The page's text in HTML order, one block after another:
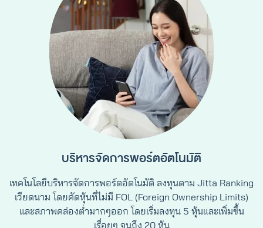
บริหารจัดการพอร์ตอัตโนมัติ
เทคโนโลยีบริหารจัดการพอร์ตอัตโนมัติ ลงทุนตาม Jitta Ranking
เวียดนาม โดยคัดหุ้นที่ไม่มี FOL (Foreign Ownership Limits)
และสภาพคล่องต่ำมากๆออก โดยเริ่มลงทุน 5 หุ้นและเพิ่มขึ้น
เรื่อยๆ จนถึง 20 หุ้น